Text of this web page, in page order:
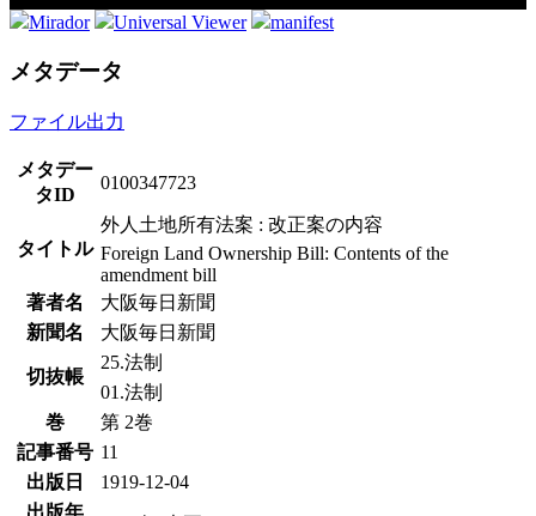
Mirador Universal Viewer manifest
メタデータ
ファイル出力
メタデー
タID
0100347723
タイトル
外人土地所有法案 : 改正案の内容
Foreign Land Ownership Bill: Contents of the
amendment bill
著者名
大阪毎日新聞
新聞名
大阪毎日新聞
切抜帳
25.法制
01.法制
巻
第 2巻
記事番号 11
出版日
1919-12-04
出版年